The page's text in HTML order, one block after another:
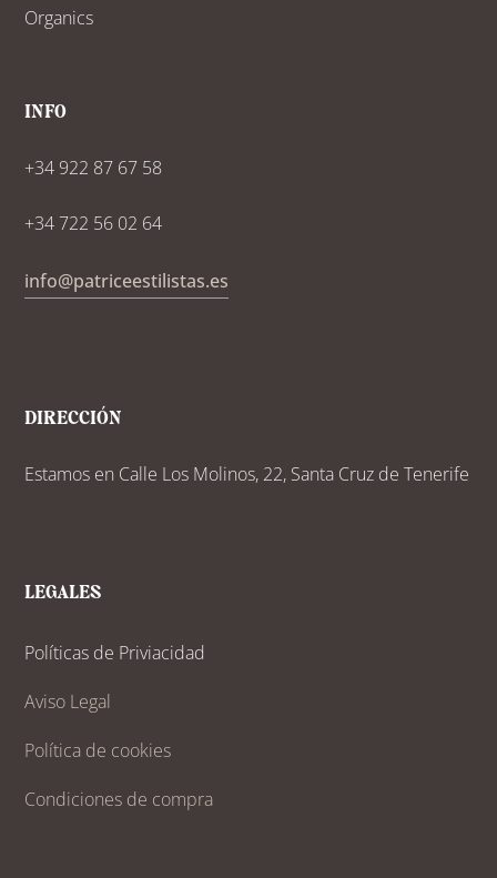
Organics
INFO
+34 922 87 67 58
+34 722 56 02 64
info@patriceestilistas.es
DIRECCIÓN
Estamos en Calle Los Molinos, 22, Santa Cruz de Tenerife
LEGALES
Políticas de Priviacidad
Aviso Legal
Política de cookies
Condiciones de compra